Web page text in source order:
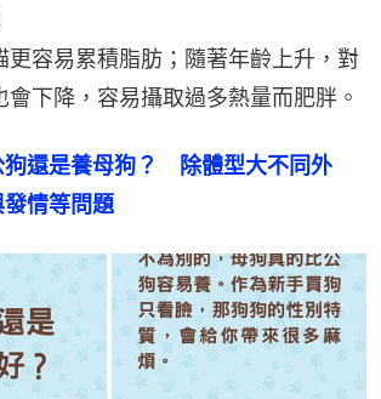
更容易累積脂肪；隨著年齡上升，對
下降，容易攝取過多熱量而肥胖。
狗還是養母狗？　除體型大不同外
情等問題